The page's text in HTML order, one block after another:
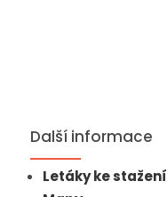
Další informace
Letáky ke stažení